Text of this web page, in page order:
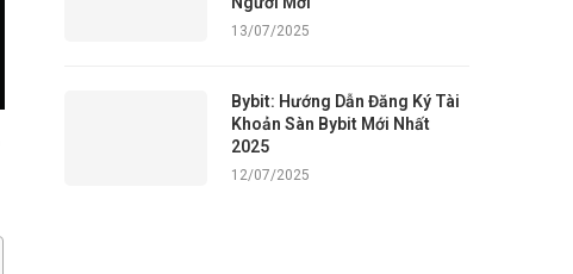
13/07/2025
Bybit: Hướng Dẫn Đăng Ký Tài
Khoản Sàn Bybit Mới Nhất
2025
12/07/2025